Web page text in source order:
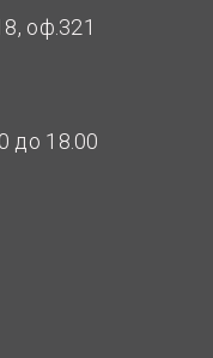
оф.321
до 18.00